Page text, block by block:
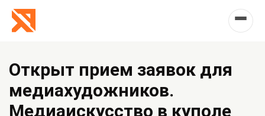
Открыт прием заявок для
медиахудожников.
Медиаискусство в куполе